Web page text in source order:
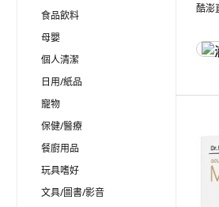
食品飲料
母嬰
個人清潔
日用/紙品
寵物
保健/醫療
餐廚用品
玩具嗜好
文具/圖書/影音
酷澎